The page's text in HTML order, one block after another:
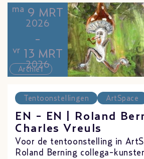
ma 9 MRT
2026
-
vr 13 MRT
2026
Archief
Tentoonstellingen ArtSpace
EN - EN | Roland
Charles Vreuls
Voor de tentoonstelling in
Roland Berning collega-